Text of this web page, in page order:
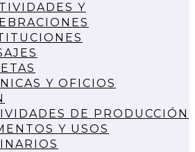
Y
Y OFICIOS
DE PRODUCCIÓN
Y USOS